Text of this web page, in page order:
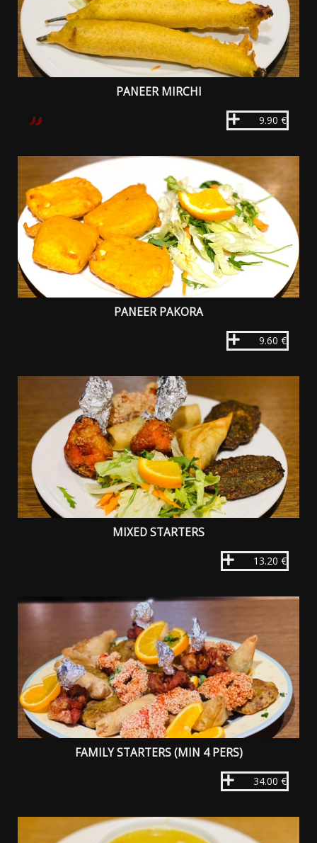
PANEER MIRCHI
9.90 €
PANEER PAKORA
9.60 €
MIXED STARTERS
13.20 €
FAMILY STARTERS (MIN 4 PERS)
34.00 €